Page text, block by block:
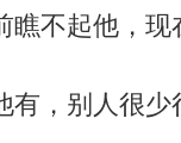
不起他，现
，别人很少